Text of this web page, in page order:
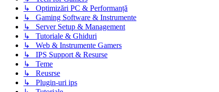
↳ Optimizări PC & Performanță
↳ Gaming Software & Instrumente
↳ Server Setup & Management
↳ Tutoriale & Ghiduri
↳ Web & Instrumente Gamers
↳ IPS Support & Resurse
↳ Teme
↳ Reusrse
↳ Plugin-uri ips